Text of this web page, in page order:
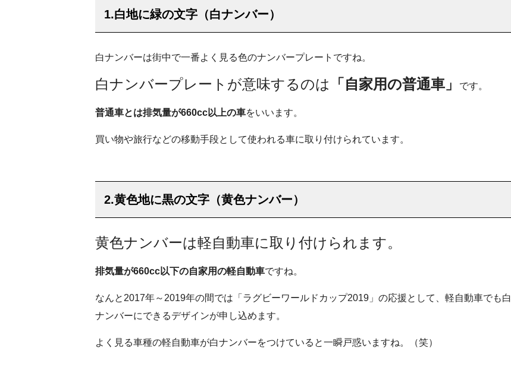
1.白地に緑の文字（白ナンバー）
白ナンバーは街中で一番よく見る色のナンバープレートですね。
白ナンバープレートが意味するのは 「自家用の普通車」 です。
普通車とは排気量が660cc以上の車をいいます。
買い物や旅行などの移動手段として使われる車に取り付けられています。
2.黄色地に黒の文字（黄色ナンバー）
黄色ナンバーは軽自動車に取り付けられます。
排気量が660cc以下の自家用の軽自動車ですね。
なんと2017年～2019年の間では「ラグビーワールドカップ2019」の応援として、軽自動車でも白
ナンバーにできるデザインが申し込めます。
よく見る車種の軽自動車が白ナンバーをつけていると一瞬戸惑いますね。（笑）